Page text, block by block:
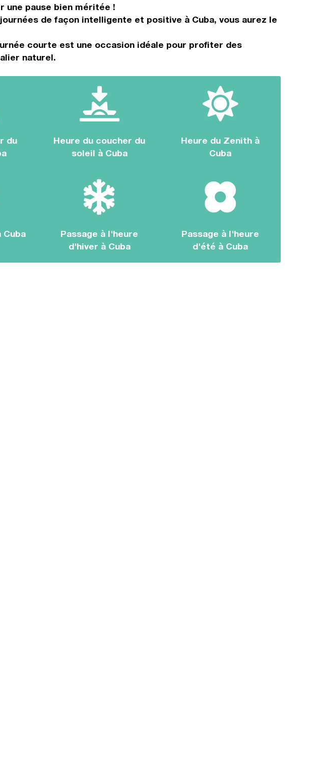
une pause bien méritée !
de façon intelligente et positive à Cuba, vous aurez le
courte est une occasion idéale pour profiter des
naturel.
du
Heure du coucher du
soleil à Cuba
Heure du Zenith à
Cuba
Cuba
Passage à l'heure
d'hiver à Cuba
Passage à l'heure
d'été à Cuba